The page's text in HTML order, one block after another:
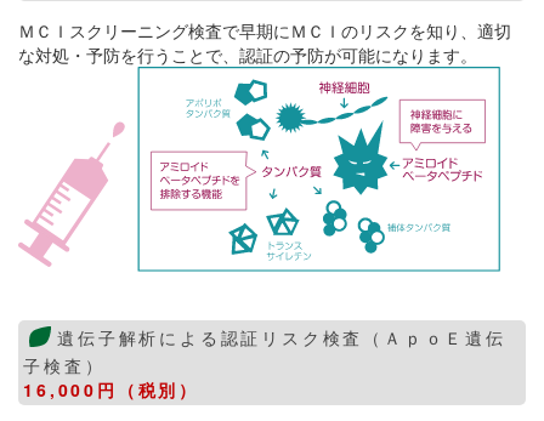
ＭＣＩスクリーニング検査で早期にＭＣＩのリスクを知り、適切
な対処・予防を行うことで、認証の予防が可能になります。
遺伝子解析による認証リスク検査（ＡｐｏＥ遺伝
子検査）
16,000円（税別）